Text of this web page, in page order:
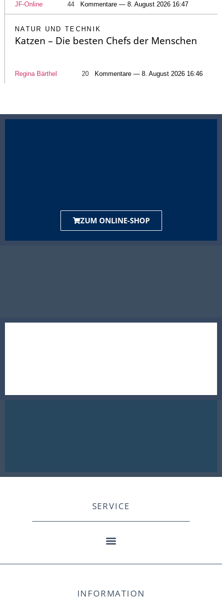
JF-Online 44 Kommentare — 8. August 2026 16:47
NATUR UND TECHNIK
Katzen – Die besten Chefs der Menschen
Regina Bärthel 20 Kommentare — 8. August 2026 16:46
ZUM ONLINE-SHOP
SERVICE
INFORMATION